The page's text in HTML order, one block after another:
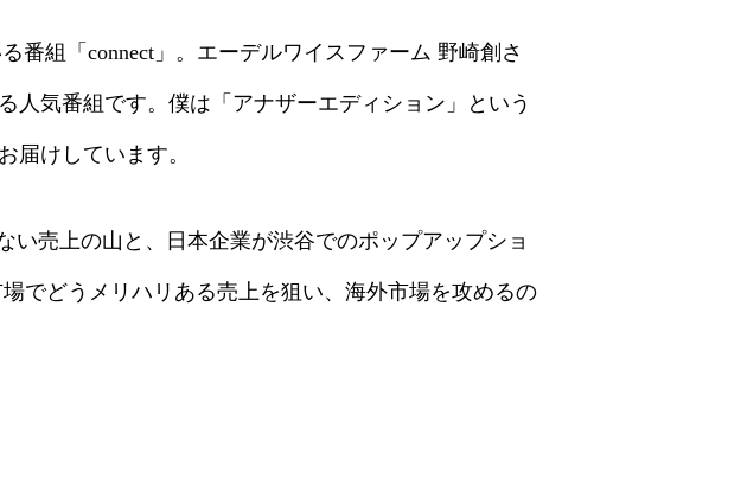
番組「connect」。エーデルワイスファーム 野崎創さ
人気番組です。僕は「アナザーエディション」という
届けしています。
売上の山と、日本企業が渋谷でのポップアップショ
でどうメリハリある売上を狙い、海外市場を攻めるの